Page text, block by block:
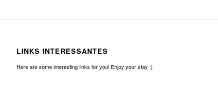
LINKS INTERESSANTES
Here are some interesting links for you! Enjoy your stay :)